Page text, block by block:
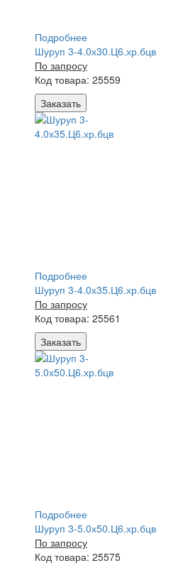
Подробнее
Шуруп 3-4.0х30.Ц6.хр.бцв
По запросу
Код товара: 25559
Заказать
Подробнее
Шуруп 3-4.0х35.Ц6.хр.бцв
По запросу
Код товара: 25561
Заказать
Подробнее
Шуруп 3-5.0х50.Ц6.хр.бцв
По запросу
Код товара: 25575